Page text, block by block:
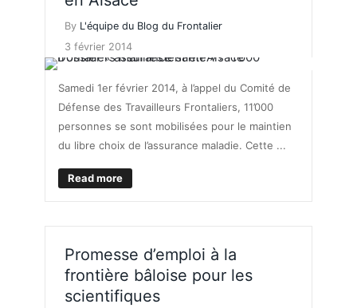
By L'équipe du Blog du Frontalier
3 février 2014
Samedi 1er février 2014, à l’appel du Comité de
Défense des Travailleurs Frontaliers, 11’000
personnes se sont mobilisées pour le maintien
du libre choix de l’assurance maladie. Cette ...
Read more
Promesse d’emploi à la
frontière bâloise pour les
scientifiques